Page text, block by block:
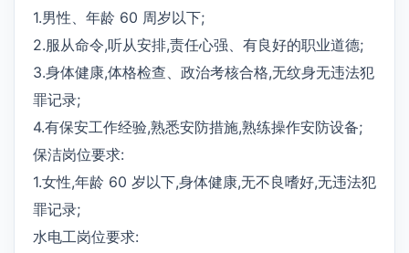
1.男性、年龄 60 周岁以下;
2.服从命令,听从安排,责任心强、有良好的职业道德;
3.身体健康,体格检查、政治考核合格,无纹身无违法犯
罪记录;
4.有保安工作经验,熟悉安防措施,熟练操作安防设备;
保洁岗位要求:
1.女性,年龄 60 岁以下,身体健康,无不良嗜好,无违法犯
罪记录;
水电工岗位要求: